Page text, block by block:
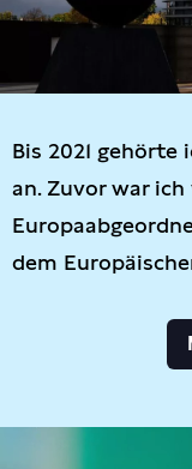
Bis 2021 gehörte
an. Zuvor war ich
dem